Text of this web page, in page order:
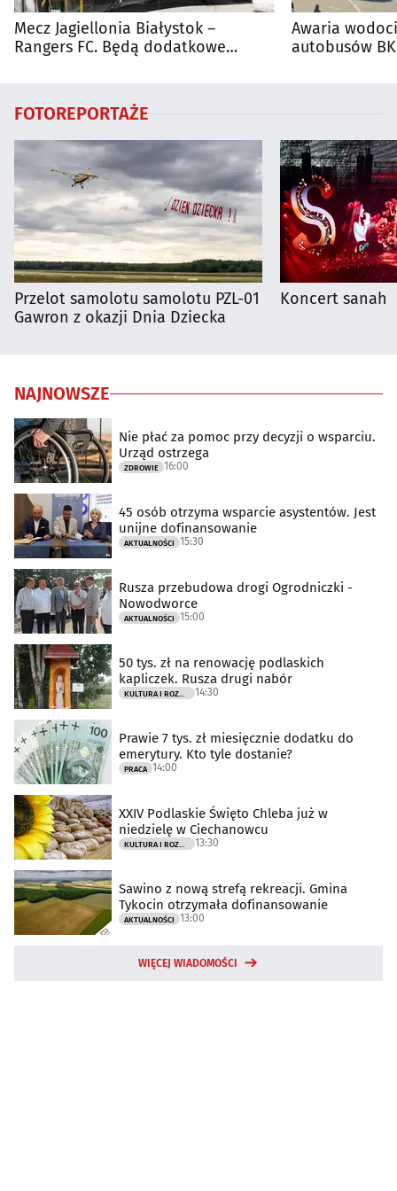
Mecz Jagiellonia Białystok –
Rangers FC. Będą dodatkowe
Awaria
autobusów
FOTOREPORTAŻE
Przelot samolotu samolotu PZL-01
Gawron z okazji Dnia Dziecka
Koncert sanah
NAJNOWSZE
Nie płać za pomoc przy decyzji o wsparciu.
Urząd ostrzega
ZDROWIE 16:00
45 osób otrzyma wsparcie asystentów. Jest
unijne dofinansowanie
AKTUALNOŚCI 15:30
Rusza przebudowa drogi Ogrodniczki -
Nowodworce
AKTUALNOŚCI 15:00
50 tys. zł na renowację podlaskich
kapliczek. Rusza drugi nabór
14:30
Prawie 7 tys. zł miesięcznie dodatku do
emerytury. Kto tyle dostanie?
PRACA 14:00
XXIV Podlaskie Święto Chleba już w
niedzielę w Ciechanowcu
13:30
Sawino z nową strefą rekreacji. Gmina
Tykocin otrzymała dofinansowanie
AKTUALNOŚCI 13:00
WIĘCEJ WIADOMOŚCI